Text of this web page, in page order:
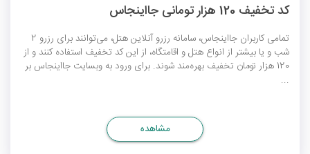
کد تخفیف 120 هزار تومانی جااینجاس
تمامی کاربران جااینجاس، سامانه رزرو آنلاین هتل، می‌توانند برای رزرو 2
شب و یا بیشتر از انواع هتل و اقامتگاه، از این کد تخفیف استفاده کنند و از
120 هزار تومان تخفیف بهره‌مند شوند. برای ورود به وبسایت جااینجاس بر
...
مشاهده